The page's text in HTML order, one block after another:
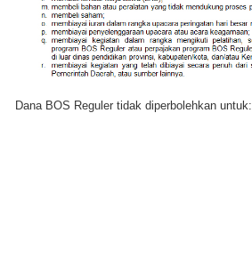
Dana BOS Reguler tidak diperbolehkan untuk: